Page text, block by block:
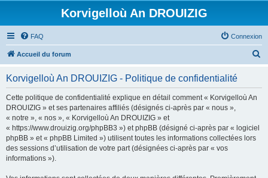
Korvigelloù An DROUIZIG
FAQ Connexion
Accueil du forum
Korvigelloù An DROUIZIG - Politique de confidentialité
Cette politique de confidentialité explique en détail comment « Korvigelloù An
DROUIZIG » et ses partenaires affiliés (désignés ci-après par « nous »,
« notre », « nos », « Korvigelloù An DROUIZIG » et
« https://www.drouizig.org/phpBB3 ») et phpBB (désigné ci-après par « logiciel
phpBB » et « phpBB Limited ») utilisent toutes les informations collectées lors
des sessions d’utilisation de votre part (désignées ci-après par « vos
informations »).